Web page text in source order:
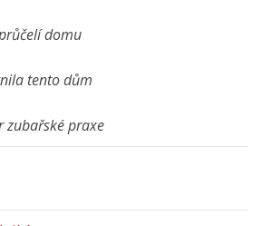
domu
tento dům
zubařské praxe